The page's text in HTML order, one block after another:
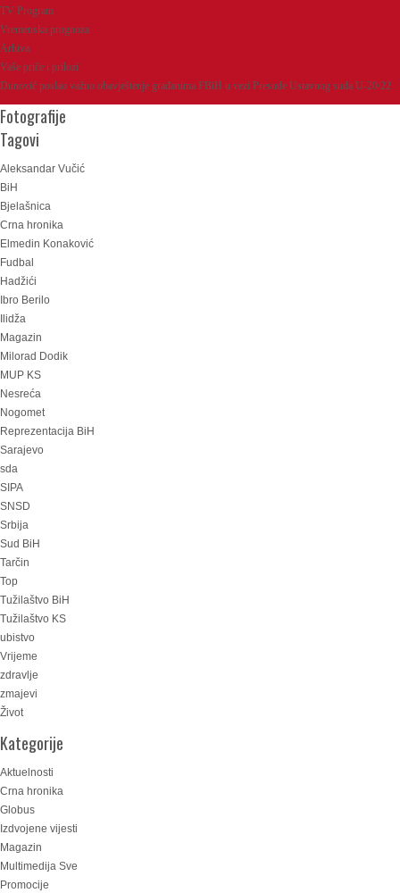
TV Program
Vremenska prognoza
Arhiva
Vaše priče i prilozi
Dunović poslao važno obavještenje građanima FBiH u vezi Presude Ustavnog suda U-20/22
Fotografije
Tagovi
Aleksandar Vučić
BiH
Bjelašnica
Crna hronika
Elmedin Konaković
Fudbal
Hadžići
Ibro Berilo
Ilidža
Magazin
Milorad Dodik
MUP KS
Nesreća
Nogomet
Reprezentacija BiH
Sarajevo
sda
SIPA
SNSD
Srbija
Sud BiH
Tarčin
Top
Tužilaštvo BiH
Tužilaštvo KS
ubistvo
Vrijeme
zdravlje
zmajevi
Život
Kategorije
Aktuelnosti
Crna hronika
Globus
Izdvojene vijesti
Magazin
Multimedija Sve
Promocije